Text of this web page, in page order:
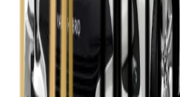
Zobacz
Skoda Octavia
Zobacz
Toyota Avensis